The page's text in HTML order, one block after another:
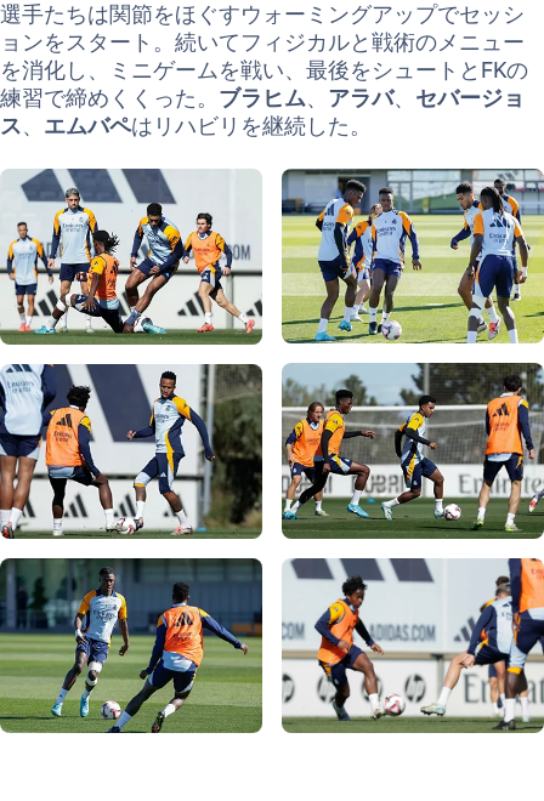
選手たちは関節をほぐすウォーミングアップでセッシ
ョンをスタート。続いてフィジカルと戦術のメニュー
を消化し、ミニゲームを戦い、最後をシュートとFKの
練習で締めくくった。 ブラヒム、 アラバ、 セバージョ
ス、 エムバペはリハビリを継続した。